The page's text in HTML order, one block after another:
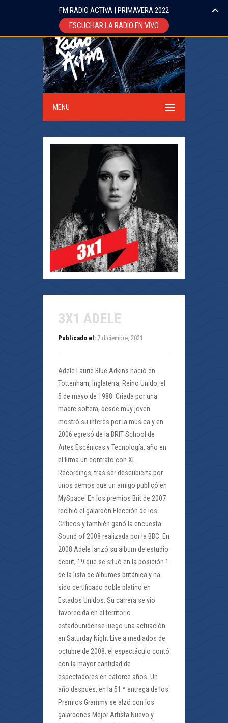
MENU
3X1 ADELE
Publicado el: 7 diciembre, 2021
Adele Laurie Blue Adkins nació en
Tottenham, Inglaterra, Reino Unido, el
5 de mayo de 1988. Criada por una
madre soltera, desde muy joven
mostró su interés por la música y en
2006 egresó de la BRIT School de
Artes Escénicas y Tecnología, año en
el firma un contrato con XL
Recordings, tras ser descubierta por
unos demos que un amigo publicó en
MySpace. En los premios Brit de 2007
recibió el galardón Elección de los
Críticos y también ganó la encuesta
Sound of 2008 realizada por la BBC. En
2008 Adele lanzó su álbum de estudio
debut, 19 que se situó en la posición 1
de la lista de álbumes británica y ha
sido certificado doble platino en
Estados Unidos. Su carrera se vio
favorecida en el territorio
estadounidense luego una actuación
en Saturday Night Live a mediados de
octubre de 2008, el espectáculo contó
con la mayor cantidad de
espectadores en catorce años. Un
año después, en la 51.ª entrega de los
Premios Grammy se alzó con los
galardones Mejor Artista Nuevo y
FM RADIO ACTIVA | PRIMAVERA 2022
ESCUCHAR LA RADIO EN VIVO